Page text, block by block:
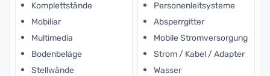
Komplettstände
Mobiliar
Multimedia
Bodenbeläge
Stellwände
Personenleitsysteme
Absperrgitter
Mobile Stromversorgung
Strom / Kabel / Adapter
Wasser